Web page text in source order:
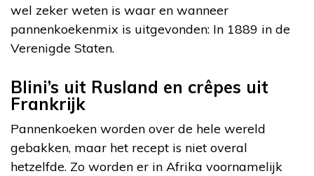
wel zeker weten is waar en wanneer
pannenkoekenmix is uitgevonden: In 1889 in de
Verenigde Staten.
Blini’s uit Rusland en crêpes uit
Frankrijk
Pannenkoeken worden over de hele wereld
gebakken, maar het recept is niet overal
hetzelfde. Zo worden er in Afrika voornamelijk